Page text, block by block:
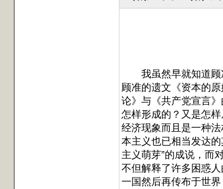
我虽然早就知道顾准
顾准的遗文《资本的
论》与《共产党宣言
怎样形成的？又是怎
经济现象而且是一种
本主义也已相当发达
主义萌芽”的成说，而
不但解释了许多困惑
一国然后再传布于世